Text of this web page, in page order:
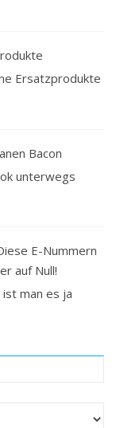
Ersatzprodukte
Bacon
unterwegs
E-Nummern
auf Null!
man es ja